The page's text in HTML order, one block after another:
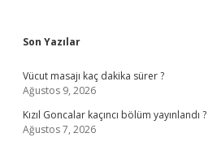
Sidebar
Son Yazılar
Vücut masajı kaç dakika sürer ?
Ağustos 9, 2026
Kızıl Goncalar kaçıncı bölüm yayınlandı ?
Ağustos 7, 2026